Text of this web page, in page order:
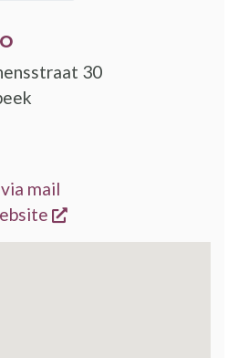
30
mail
opent een nieuw